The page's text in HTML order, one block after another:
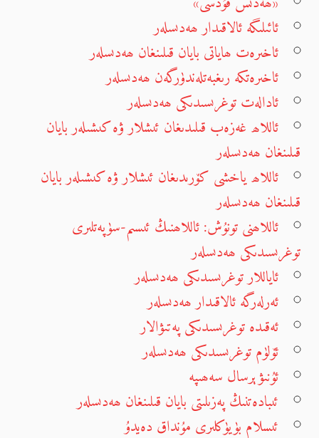
ئائىلىگە ئالاقىدار ھەدىسلەر
ئاخىرەت ھاياتى بايان قىلىنغان ھەدىسلەر
ئاخىرەتكە رىغبەتلەندۈرگەن ھەدىسلەر
ئادالەت توغرىسىدىكى ھەدىسلەر
ئاللاھ غەزەب قىلىدىغان ئىشلار ۋە كىشىلەر بايان
قىلىنغان ھەدىسلەر
ئاللاھ ياخشى كۆرىدىغان ئىشلار ۋە كىشىلەر بايان
قىلىنغان ھەدىسلەر
ئاللاھنى تونۇش: ئاللاھنىڭ ئىسىم-سۈپەتلىرى
توغرىسىدىكى ھەدىسلەر
ئاياللار توغرىسىدىكى ھەدىسلەر
ئەرلەرگە ئالاقىدار ھەدىسلەر
ئەقىدە توغرىسىدىكى پەتىۋالار
ئۆلۈم توغرىسىدىكى ھەدىسلەر
ئۇنىۋېرسال سەھىپە
ئىبادەتنىڭ پەزىلىتى بايان قىلىنغان ھەدىسلەر
ئىسلام بۈيۈكلىرى مۇنداق دەيدۇ